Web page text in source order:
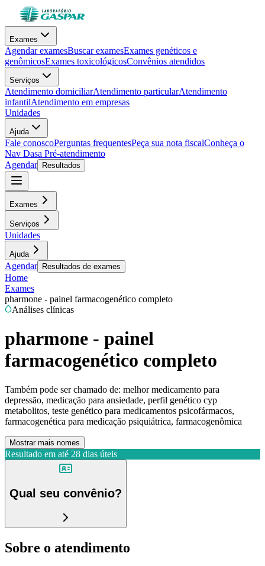
Exames
Agendar examesBuscar examesExames genéticos e
genômicosExames toxicológicosConvênios atendidos
Serviços
Atendimento domiciliarAtendimento particularAtendimento
infantilAtendimento em empresas
Unidades
Ajuda
Fale conoscoPerguntas frequentesPeça sua nota fiscalConheça o
Nav Dasa Pré-atendimento
Agendar
Resultados
Exames
Serviços
Unidades
Ajuda
Agendar Resultados de exames
Home
Exames
pharmone - painel farmacogenético completo
Análises clínicas
pharmone - painel
farmacogenético completo
Também pode ser chamado de: melhor medicamento para
depressão, medicação para ansiedade, perfil genético cyp
metabolitos, teste genético para medicamentos psicofármacos,
farmacogenética para medicação psiquiátrica, farmacogenômica
Mostrar mais nomes
Resultado em até 28 dias úteis
Qual seu convênio?
Sobre o atendimento